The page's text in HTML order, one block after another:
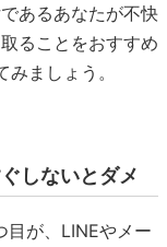
あるあなたが不快
ることをおすすめ
ましょう。
しないとダメ
目が、LINEやメー